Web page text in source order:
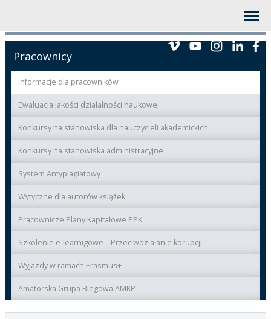
Pracownicy
Informacje dla pracowników
Ewaluacja jakości działalności naukowej
Konkursy na stanowiska dla nauczycieli akademickich
Konkursy na stanowiska administracyjne
System Antyplagiatowy
Wytyczne dla autorów książek
Pracownicze Plany Kapitałowe PPK
Szkolenie e-learnigowe – Przeciwdziałanie korupcji
Wyjazdy w ramach Erasmus+
Amatorska Grupa Biegowa AMKP